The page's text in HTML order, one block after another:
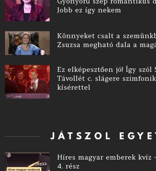
Jobb ez így nekem
Könnyeket csalt a
Zsuzsa megható dala a
Ez elképesztően jó! Így szól
Távollét c. slágere
kísérettel
JÁTSZOL
Híres magyar emberek kvíz
4. rész